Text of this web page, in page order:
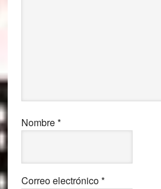
Nombre*
Correo electrónico*